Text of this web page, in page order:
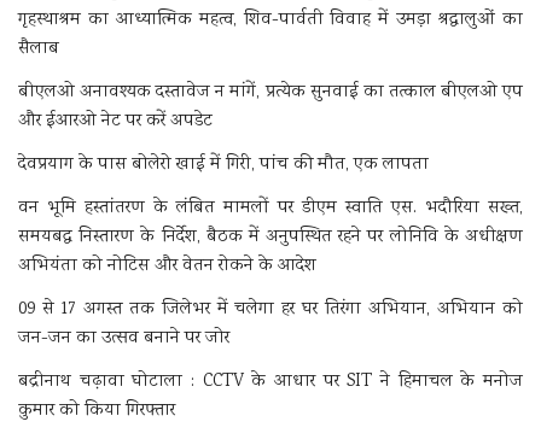
गृहस्थाश्रम का आध्यात्मिक महत्व, शिव-पार्वती विवाह में उमड़ा श्रद्धालुओं का
सैलाब
बीएलओ अनावश्यक दस्तावेज न मांगें, प्रत्येक सुनवाई का तत्काल बीएलओ एप
और ईआरओ नेट पर करें अपडेट
देवप्रयाग के पास बोलेरो खाई में गिरी, पांच की मौत, एक लापता
वन भूमि हस्तांतरण के लंबित मामलों पर डीएम स्वाति एस. भदौरिया सख्त,
समयबद्ध निस्तारण के निर्देश, बैठक में अनुपस्थित रहने पर लोनिवि के अधीक्षण
अभियंता को नोटिस और वेतन रोकने के आदेश
09 से 17 अगस्त तक जिलेभर में चलेगा हर घर तिरंगा अभियान, अभियान को
जन-जन का उत्सव बनाने पर जोर
बद्रीनाथ चढ़ावा घोटाला : CCTV के आधार पर SIT ने हिमाचल के मनोज
कुमार को किया गिरफ्तार